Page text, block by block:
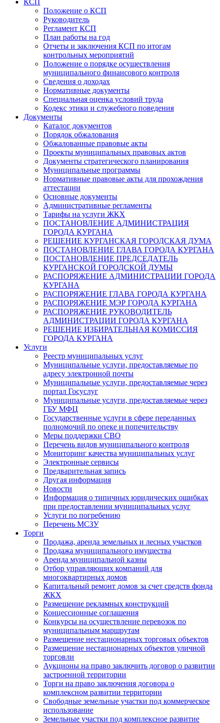
КСП
Положение о КСП
Руководитель
Регламент КСП
План работы на год
Отчеты и заключения КСП по итогам
контрольных мероприятий
Положение о порядке осуществления
муниципального финансового контроля
Сведения о доходах
Нормативные документы
Специальная оценка условий труда
Кодекс этики и служебного поведения
Документы
Каталог документов
Порядок обжалования
Обжалованные правовые акты
Проекты муниципальных правовых актов
Документы стратегического планирования
Муниципальные программы
Нормативные правовые акты для прохождения
аттестации
Основные документы
Административные регламенты
Тарифы на услуги ЖКХ
ПОСТАНОВЛЕНИЕ АДМИНИСТРАЦИЯ
ГОРОДА КУРГАНА
РЕШЕНИЕ КУРГАНСКАЯ ГОРОДСКАЯ ДУМА
ПОСТАНОВЛЕНИЕ ГЛАВА ГОРОДА КУРГАНА
ПОСТАНОВЛЕНИЕ ПРЕДСЕДАТЕЛЬ
КУРГАНСКОЙ ГОРОДСКОЙ ДУМЫ
РАСПОРЯЖЕНИЕ АДМИНИСТРАЦИИ ГОРОДА
КУРГАНА
РАСПОРЯЖЕНИЕ ГЛАВА ГОРОДА КУРГАНА
РАСПОРЯЖЕНИЕ МЭР ГОРОДА КУРГАНА
РАСПОРЯЖЕНИЕ РУКОВОДИТЕЛЬ
АДМИНИСТРАЦИИ ГОРОДА КУРГАНА
РЕШЕНИЕ ИЗБИРАТЕЛЬНАЯ КОМИССИЯ
ГОРОДА КУРГАНА
Услуги
Реестр муниципальных услуг
Муниципальные услуги, предоставляемые по
адресу электронной почты
Муниципальные услуги, предоставляемые через
портал Госуслуг
Муниципальные услуги, предоставляемые через
ГБУ МФЦ
Государственные услуги в сфере переданных
полномочий по опеке и попечительству
Меры поддержки СВО
Перечень видов муниципального контроля
Мониторинг качества муниципальных услуг
Электронные сервисы
Предварительная запись
Другая информация
Новости
Информация о типичных юридических ошибках
при предоставлении муниципальных услуг
Услуги по погребению
Перечень МСЗУ
Торги
Продажа, аренда земельных и лесных участков
Продажа муниципального имущества
Аренда муниципальной казны
Отбор управляющих компаний для
многоквартирных домов
Капитальный ремонт домов за счет средств фонда
ЖКХ
Размещение рекламных конструкций
Концессионные соглашения
Конкурсы на осуществление перевозок по
муниципальным маршрутам
Размещение нестационарных торговых объектов
Размещение нестационарных объектов уличной
торговли
Аукционы на право заключить договор о развитии
застроенной территории
Торги на право заключения договора о
комплексном развитии территории
Свободные земельные участки под коммерческое
использование
Земельные участки под комплексное развитие